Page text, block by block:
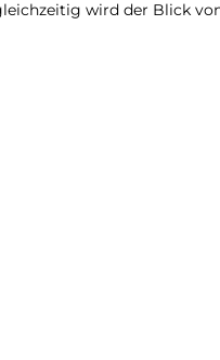
wird der Blick
gewölbt und passt sich